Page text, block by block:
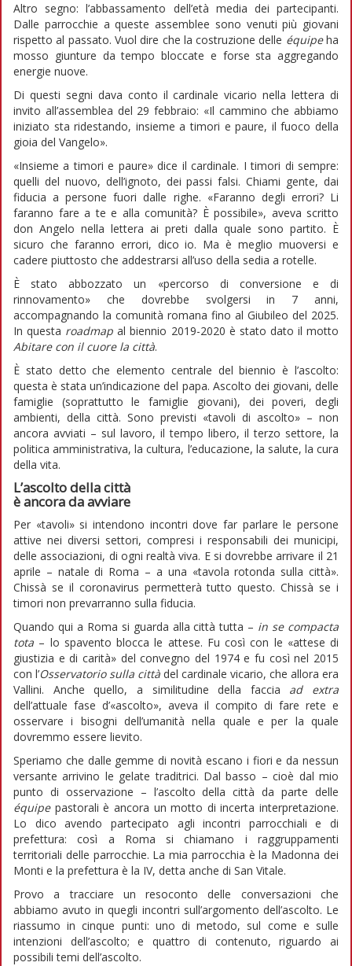
Altro segno: l’abbassamento dell’età media dei partecipanti.
Dalle parrocchie a queste assemblee sono venuti più giovani
rispetto al passato. Vuol dire che la costruzione delle équipeha
mosso giunture da tempo bloccate e forse sta aggregando
energie nuove.
Di questi segni dava conto il cardinale vicario nella lettera di
invito all’assemblea del 29 febbraio: «Il cammino che abbiamo
iniziato sta ridestando, insieme a timori e paure, il fuoco della
gioia del Vangelo».
«Insieme a timori e paure» dice il cardinale. I timori di sempre:
quelli del nuovo, dell’ignoto, dei passi falsi. Chiami gente, dai
fiducia a persone fuori dalle righe. «Faranno degli errori? Li
faranno fare a te e alla comunità? È possibile», aveva scritto
don Angelo nella lettera ai preti dalla quale sono partito. È
sicuro che faranno errori, dico io. Ma è meglio muoversi e
cadere piuttosto che addestrarsi all’uso della sedia a rotelle.
È stato abbozzato un «percorso di conversione e di
rinnovamento» che dovrebbe svolgersi in 7 anni,
accompagnando la comunità romana fino al Giubileo del 2025.
In questa roadmap al biennio 2019-2020 è stato dato il motto
Abitare con il cuore la città.
È stato detto che elemento centrale del biennio è l’ascolto:
questa è stata un’indicazione del papa. Ascolto dei giovani, delle
famiglie (soprattutto le famiglie giovani), dei poveri, degli
ambienti, della città. Sono previsti «tavoli di ascolto» – non
ancora avviati – sul lavoro, il tempo libero, il terzo settore, la
politica amministrativa, la cultura, l’educazione, la salute, la cura
della vita.
L’ascolto della città
è ancora da avviare
Per «tavoli» si intendono incontri dove far parlare le persone
attive nei diversi settori, compresi i responsabili dei municipi,
delle associazioni, di ogni realtà viva. E si dovrebbe arrivare il 21
aprile – natale di Roma – a una «tavola rotonda sulla città».
Chissà se il coronavirus permetterà tutto questo. Chissà se i
timori non prevarranno sulla fiducia.
Quando qui a Roma si guarda alla città tutta – in se compacta
tota – lo spavento blocca le attese. Fu così con le «attese di
giustizia e di carità» del convegno del 1974 e fu così nel 2015
con l’Osservatorio sulla città del cardinale vicario, che allora era
Vallini. Anche quello, a similitudine della faccia ad extra
dell’attuale fase d’«ascolto», aveva il compito di fare rete e
osservare i bisogni dell’umanità nella quale e per la quale
dovremmo essere lievito.
Speriamo che dalle gemme di novità escano i fiori e da nessun
versante arrivino le gelate traditrici. Dal basso – cioè dal mio
punto di osservazione – l’ascolto della città da parte delle
équipepastorali è ancora un motto di incerta interpretazione.
Lo dico avendo partecipato agli incontri parrocchiali e di
prefettura: così a Roma si chiamano i raggruppamenti
territoriali delle parrocchie. La mia parrocchia è la Madonna dei
Monti e la prefettura è la IV, detta anche di San Vitale.
Provo a tracciare un resoconto delle conversazioni che
abbiamo avuto in quegli incontri sull’argomento dell’ascolto. Le
riassumo in cinque punti: uno di metodo, sul come e sulle
intenzioni dell’ascolto; e quattro di contenuto, riguardo ai
possibili temi dell’ascolto.